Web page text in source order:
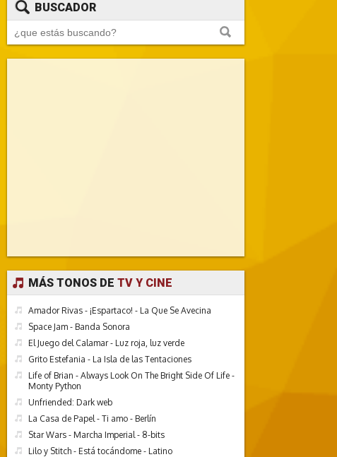
BUSCADOR
MÁS TONOS DE TV Y CINE
Amador Rivas - ¡Espartaco! - La Que Se Avecina
Space Jam - Banda Sonora
El Juego del Calamar - Luz roja, luz verde
Grito Estefania - La Isla de las Tentaciones
Life of Brian - Always Look On The Bright Side Of Life -
Monty Python
Unfriended: Dark web
La Casa de Papel - Ti amo - Berlín
Star Wars - Marcha Imperial - 8-bits
Lilo y Stitch - Está tocándome - Latino